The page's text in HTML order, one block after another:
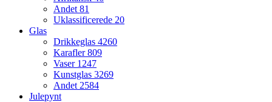
Andet81
Uklassificerede 20
Glas
Drikkeglas 4260
Karafler809
Vaser 1247
Kunstglas 3269
Andet2584
Julepynt